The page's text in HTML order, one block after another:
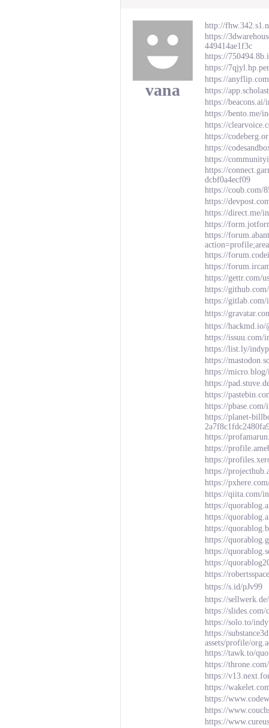
vana
http://
https://
449414ae1f3c
https://
https://
https://
https://
https://beacons.ai/
https://bento.me/
https://
https://
https://
https://
https://
dcbf0a4ecf09
https://coub.com/
https://
https://direct.me/
https://
https://
https://
https://
https://gettr.com/
https://
https://gitlab.com/
https://
https://hackmd.io/
https://issuu.com/
https://list.ly/
https://
https://
https://
https://
https://
https://planet-
https://
https://
https://
https://
https://
https://qiita.com/
https://
https://
https://
https://
https://
https://
https://
https://s.id/pJv99
https://
https://slides.com/
https://solo.to/
https://
assets/profile/
https://tawk.to/
https://
https://
https://
https://
https://
https://